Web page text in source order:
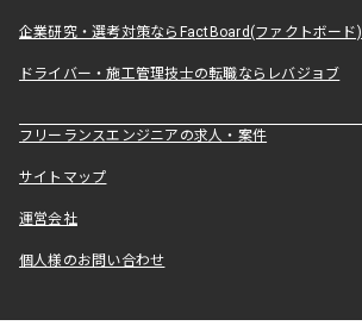
企業研究・選考対策ならFactBoard(ファクトボード)
ドライバー・施工管理技士の転職ならレバジョブ
フリーランスエンジニアの求人・案件
サイトマップ
運営会社
個人様のお問い合わせ